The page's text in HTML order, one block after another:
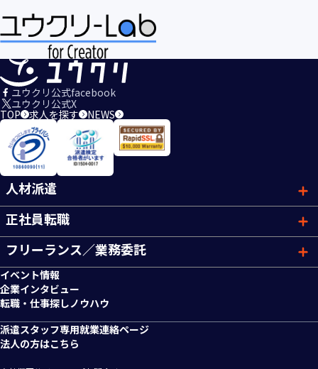
ユウクリ公式facebook
ユウクリ公式X
TOP 求人を探す NEWS
人材派遣
正社員転職
フリーランス／業務委託
イベント情報
企業インタビュー
転職・仕事探しノウハウ
派遣スタッフ専用就業連絡ページ
法人の方はこちら